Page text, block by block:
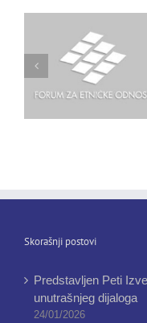
Skorašnji postovi
Predstavljen Peti
unutrašnjeg dijaloga
24/01/2026